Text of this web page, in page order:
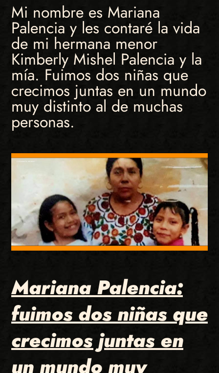
Mi nombre es Mariana
Palencia y les contaré la vida
de mi hermana menor
Kimberly Mishel Palencia y la
mía. Fuimos dos niñas que
crecimos juntas en un mundo
muy distinto al de muchas
personas.
Mariana Palencia:
fuimos dos niñas que
crecimos juntas en
un mundo muy